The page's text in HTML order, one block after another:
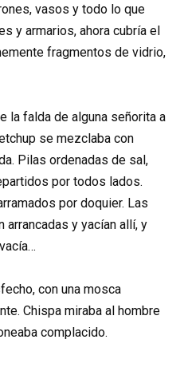
vasos y todo lo que
y armarios, ahora cubría el
fragmentos de vidrio,
la falda de alguna señorita a
se mezclaba con
Pilas ordenadas de sal,
por todos lados.
por doquier. Las
arrancadas y yacían allí, y
con una mosca
Chispa miraba al hombre
complacido.